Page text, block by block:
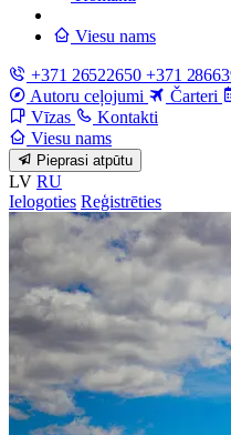
Viesu nams
+371 26522650 +371
Autoru ceļojumi
Čarteri
Vīzas
Kontakti
Viesu nams
Pieprasi atpūtu
LV RU
Ielogoties Reģistrēties